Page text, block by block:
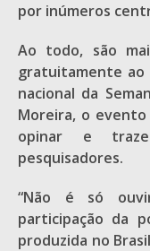
por inúmeros
Ao todo, são
gratuitamente ao
nacional da
Moreira, o
opinar e
pesquisadores.
“Não é só
participação da
produzida no